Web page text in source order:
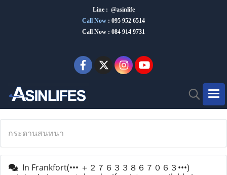
Line : @asinlife
Call Now : 095 952 6514
Call Now : 084 914 9731
กระดานสนทนา
In Frankfort(••• ＋２７６３３８６７０６３•••)